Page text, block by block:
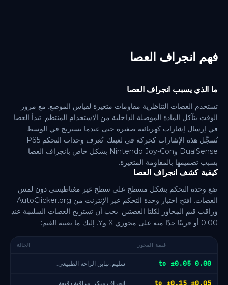
فهم انجراف العصا
ما الذي يسبب انجراف العصا
تستخدم العصات التناظرية مقاومات متغيرة لقياس الموضع. مع مرور
الوقت يتآكل المادة الموصلة الداخلية من الاستخدام المنتظم. تبدأ العصا
في إرسال إشارات كهربائية صغيرة حتى عندما تستريح في الوسط.
تُسجَّل هذه الإشارات كحركة في لعبتك. تُعرف وحدات التحكم PS5
DualSense وNintendo Joy-Con بشكل خاص بانجراف العصا
بسبب تصميمها بالمقاومة المتغيرة.
كيفية كشف انجراف العصا
ضع وحدة التحكم بشكل مسطح على سطح غير مغناطيسي دون لمس
العصات. افتح اختبار وحدة التحكم عبر الإنترنت من AutoClicker.org
وراقب قيم المحاور لكلتا العصتين. يجب أن تستريح العصات السليمة عند
0.00 أو قريبًا جدًا منه على محوري X وY. إليك ما تعنيه القيم:
قيمة المحور الحالة
0.00 to ±0.05 سليم. تباين الراحة الطبيعي.
±0.05 to ±0.15 انجراف مبكر. مراقبة دقيقة.